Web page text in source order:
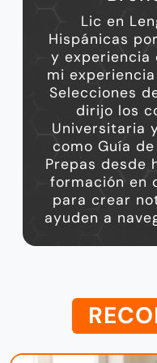
Lic en
Hispánicas
y experiencia
mi
Selecciones
dirijo los
Universitaria
como Guía
Prepas desde
formación en
para crear
ayuden a